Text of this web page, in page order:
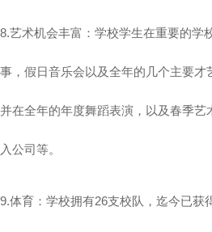
8.艺术机会丰富：学校学生在重要的学
事，假日音乐会以及全年的几个主要
并在全年的年度舞蹈表演，以及春季
入公司等。
9.体育：学校拥有26支校队，迄今已获